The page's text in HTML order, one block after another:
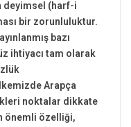
deyimsel (harf-i
bir zorunluluktur.
bazı
ihtiyacı tam olarak
Arapça
noktalar dikkate
önemli özelliği,